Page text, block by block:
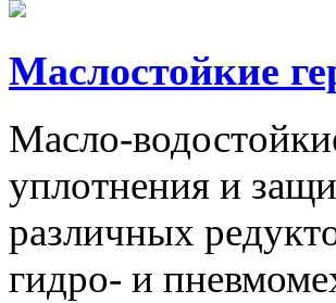
Маслостойкие
Масло-
уплотнения и
различных
гидро- и